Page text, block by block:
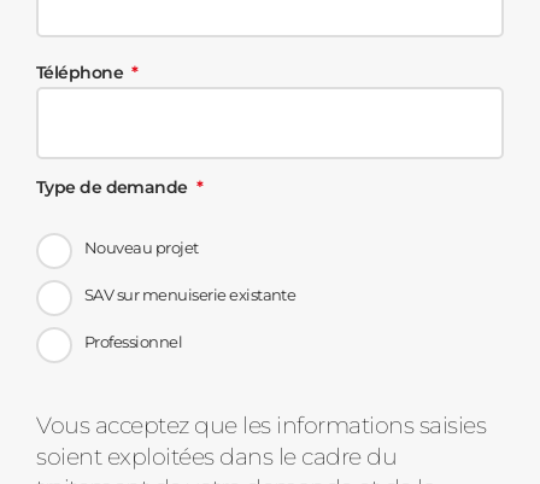
Téléphone
Type de demande
Nouveau projet
SAV sur menuiserie existante
Professionnel
Message
d'état
Vous acceptez que les informations saisies
soient exploitées dans le cadre du